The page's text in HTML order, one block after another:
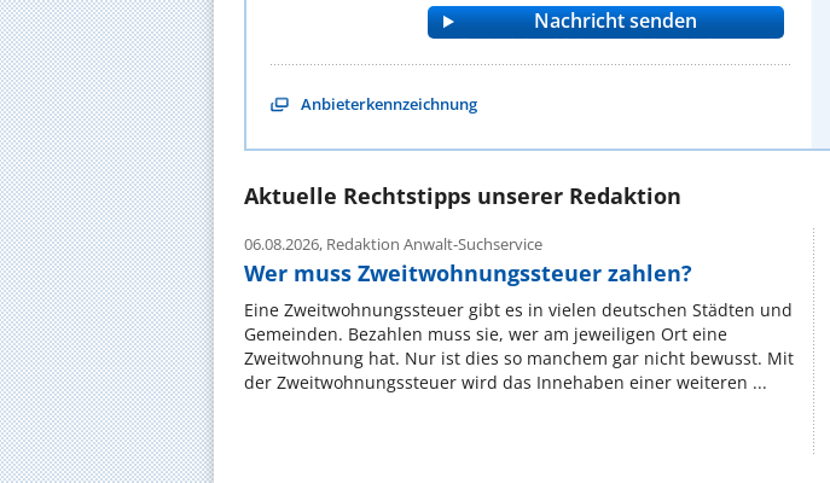
Anbieterkennzeichnung
Aktuelle Rechtstipps unserer Redaktion
06.08.2026, Redaktion Anwalt-Suchservice
Wer muss Zweitwohnungssteuer zahlen?
Eine Zweitwohnungssteuer gibt es in vielen deutschen Städten und
Gemeinden. Bezahlen muss sie, wer am jeweiligen Ort eine
Zweitwohnung hat. Nur ist dies so manchem gar nicht bewusst. Mit
der Zweitwohnungssteuer wird das Innehaben einer weiteren ...